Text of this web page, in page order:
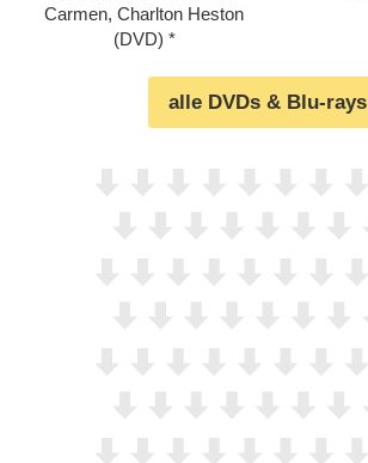
Carmen, Charlton Heston
(DVD)
alle DVDs & Blu-rays